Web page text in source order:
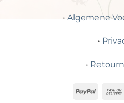
• Algemene
•
•
PayPal